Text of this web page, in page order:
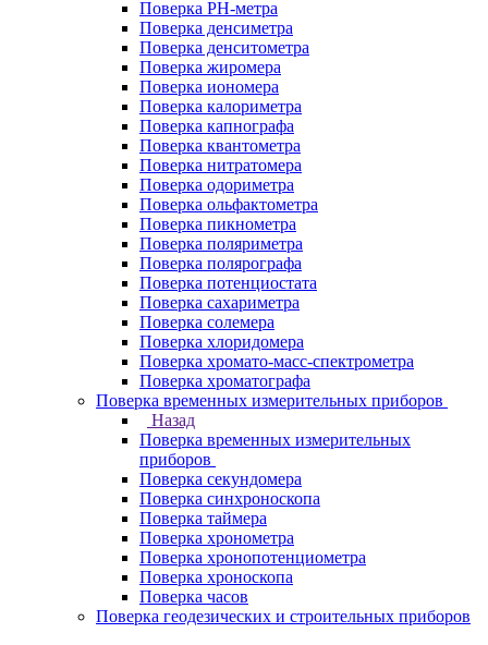
Поверка PH-метра
Поверка денсиметра
Поверка денситометра
Поверка жиромера
Поверка иономера
Поверка калориметра
Поверка капнографа
Поверка квантометра
Поверка нитратомера
Поверка одориметра
Поверка ольфактометра
Поверка пикнометра
Поверка поляриметра
Поверка полярографа
Поверка потенциостата
Поверка сахариметра
Поверка солемера
Поверка хлоридомера
Поверка хромато-масс-спектрометра
Поверка хроматографа
Поверка временных измерительных приборов
Назад
Поверка временных измерительных
приборов
Поверка секундомера
Поверка синхроноскопа
Поверка таймера
Поверка хронометра
Поверка хронопотенциометра
Поверка хроноскопа
Поверка часов
Поверка геодезических и строительных приборов